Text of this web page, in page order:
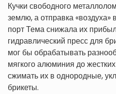
Кучки свободного
землю, а отправка «воздуха»
порт Тема снижала их
гидравлический пресс для
мог бы обрабатывать
мягкого алюминия до
сжимать их в однородные,
брикеты.